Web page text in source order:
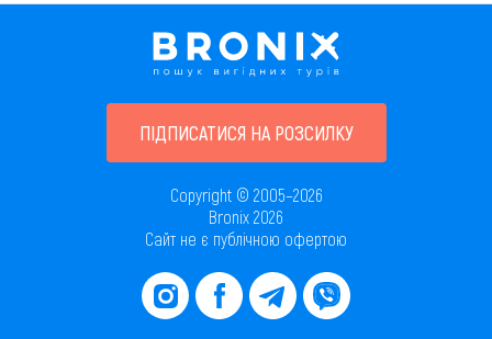
ПІДПИСАТИСЯ НА РОЗСИЛКУ
Copyright © 2005–2026
Bronix 2026
Сайт не є публічною офертою